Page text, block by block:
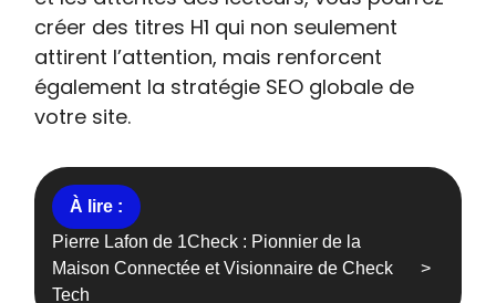
créer des titres H1 qui non seulement
attirent l’attention, mais renforcent
également la stratégie SEO globale de
votre site.
Pierre Lafon de 1Check : Pionnier de la
Maison Connectée et Visionnaire de Check
Tech